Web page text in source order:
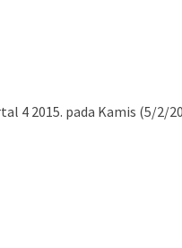
4 2015. pada Kamis (5/2/